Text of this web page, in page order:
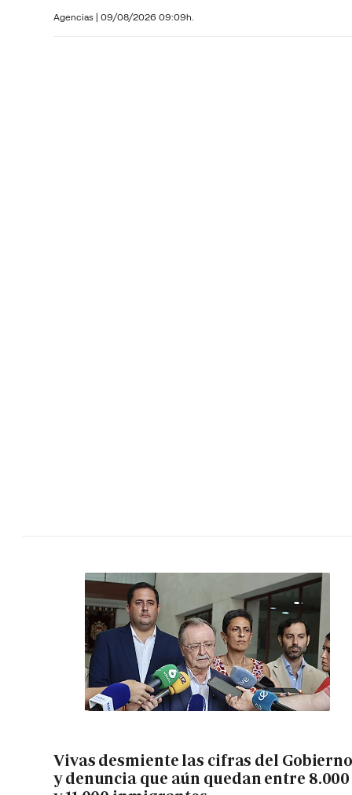
Agencias | 09/08/2026 09:09h.
Vivas desmiente las cifras del
y denuncia que aún quedan entre 8.000